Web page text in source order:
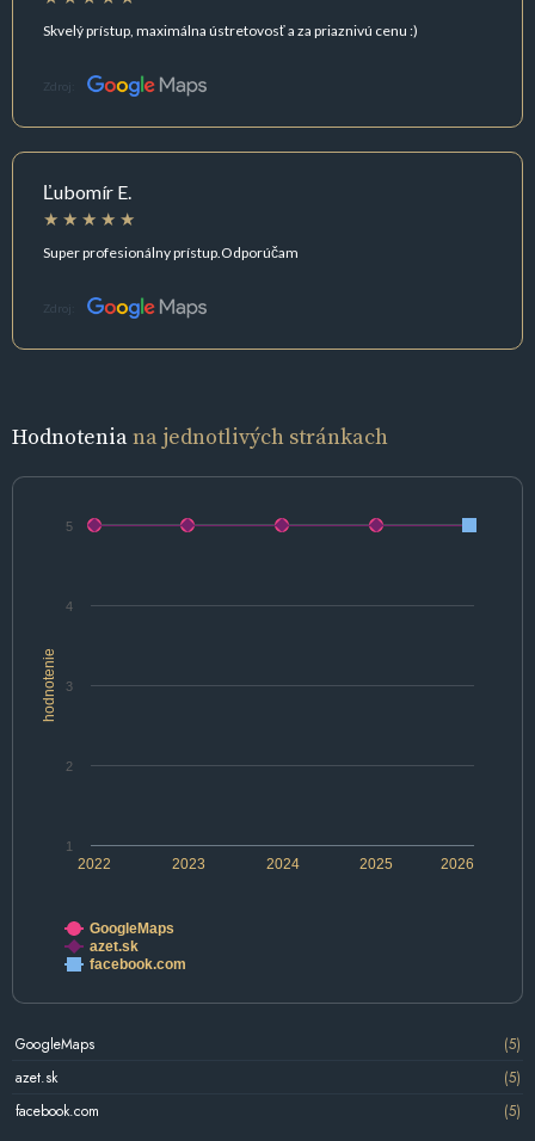
Skvelý prístup, maximálna ústretovosť a za priaznivú cenu :)
Zdroj:
Ľubomír E.
Super profesionálny prístup.Odporúčam
Zdroj:
Hodnoteniana jednotlivých stránkach
hodnotenie
2022 2024 2026
2023 2025
1
2
3
4
5
GoogleMaps
azet.sk
facebook.com
GoogleMaps
(5)
azet.sk
(5)
facebook.com
(5)